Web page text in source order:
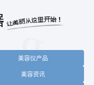
美容仪产品
美容资讯